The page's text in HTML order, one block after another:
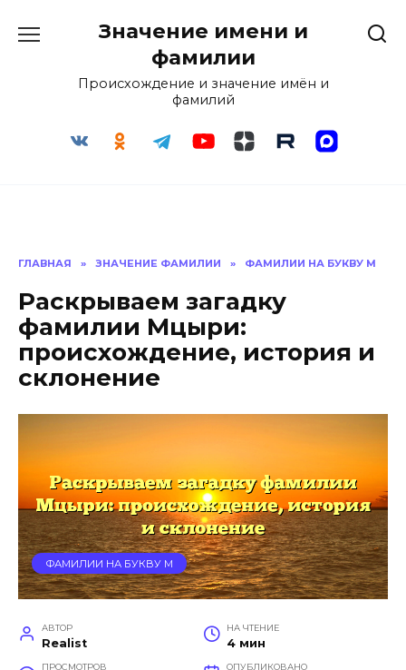
Значение имени и
фамилии
Происхождение и значение имён и
фамилий
ГЛАВНАЯ » ЗНАЧЕНИЕ ФАМИЛИИ » ФАМИЛИИ НА БУКВУ М
Раскрываем загадку
фамилии Мцыри:
происхождение, история и
склонение
ФАМИЛИИ НА БУКВУ М
АВТОР
Realist
НА ЧТЕНИЕ
4 мин
ПРОСМОТРОВ ОПУБЛИКОВАНО